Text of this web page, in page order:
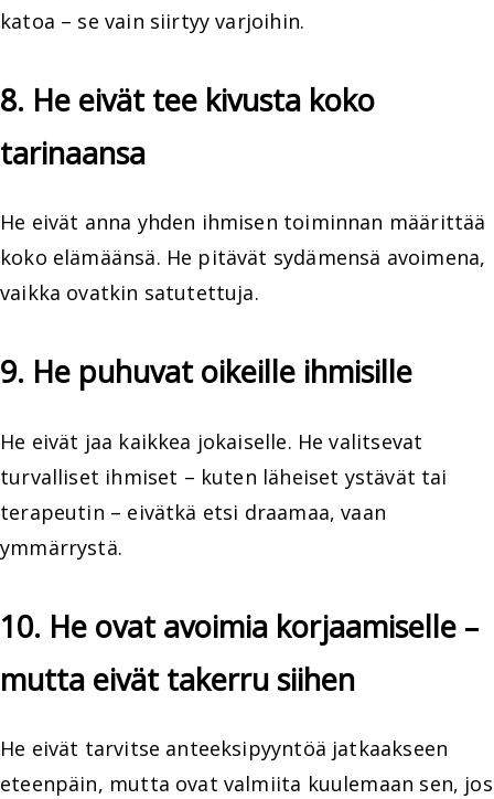
katoa – se vain siirtyy varjoihin.
8. He eivät tee kivusta koko
tarinaansa
He eivät anna yhden ihmisen toiminnan määrittää
koko elämäänsä. He pitävät sydämensä avoimena,
vaikka ovatkin satutettuja.
9. He puhuvat oikeille ihmisille
He eivät jaa kaikkea jokaiselle. He valitsevat
turvalliset ihmiset – kuten läheiset ystävät tai
terapeutin – eivätkä etsi draamaa, vaan
ymmärrystä.
10. He ovat avoimia korjaamiselle –
mutta eivät takerru siihen
He eivät tarvitse anteeksipyyntöä jatkaakseen
eteenpäin, mutta ovat valmiita kuulemaan sen, jos